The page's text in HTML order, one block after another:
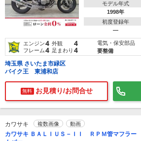
モデル年式
1998年
初度登録年
―
エンジン4 外観 4
フレーム4 足まわり 4
電気・保安部品
要整備
埼玉県 さいたま市緑区
バイク王 東浦和店
無料 お見積り/お問合せ
カワサキ 複数画像 動画
カワサキ ＢＡＬＩＵＳ－ＩＩ ＲＰＭ管マフラ